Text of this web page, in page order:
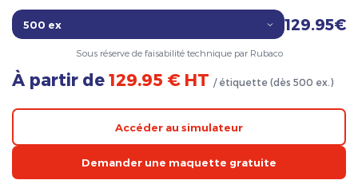
129.95€
Sous réserve de faisabilité technique par Rubaco
À partir de 129.95 € HT / étiquette (dès 500 ex.)
Accéder au simulateur
Demander une maquette gratuite